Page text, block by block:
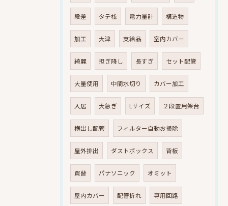
段差 タテ桟 電力量計 構造物
加工 大津 支給品 室内カバー
綺麗 担ぎ降し 長すぎ セット配管
大量使用 中間水切り カバー加工
入居 大急ぎ Lサイズ ２段置用架台
横出し配管 フィルター自動お掃除
屋外排出 ダストボックス 背板
買替 パナソニック オミット
屋内カバー 配管折れ 専用回路